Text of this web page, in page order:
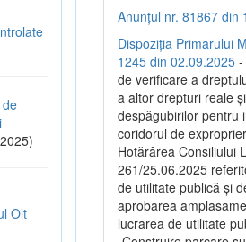
Olt
Anunțul nr. 81867 din
Dispoziția Primarului
1245 din 02.09.2025 -
de verificare a
a altor drepturi reale
despăgubirilor pentru
coridorul de
Hotărârea Consiliului
261/25.06.2025
de utilitate publică și
aprobarea
lucrarea de utilitate